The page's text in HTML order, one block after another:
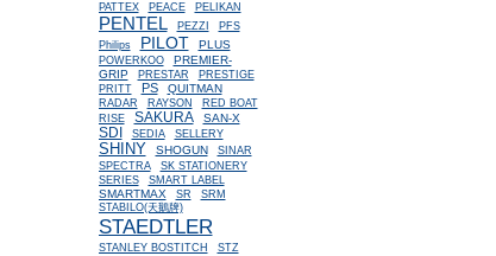
PATTEX
PEACE PELIKAN
PENTEL PEZZI
PFS
Philips
PILOT PLUS
POWERKOO
PREMIER-
GRIP
PRESTAR
PRESTIGE
PRITT
PS QUITMAN
RADAR RAYSON
RED BOAT
RISE
SAKURA SAN-X
SDI SEDIA SELLERY
SHINY SHOGUN
SINAR
SPECTRA
SK STATIONERY
SERIES
SMART LABEL
SMARTMAX SR
SRM
STABILO(天鵝牌)
STAEDTLER
STANLEY BOSTITCH STZ